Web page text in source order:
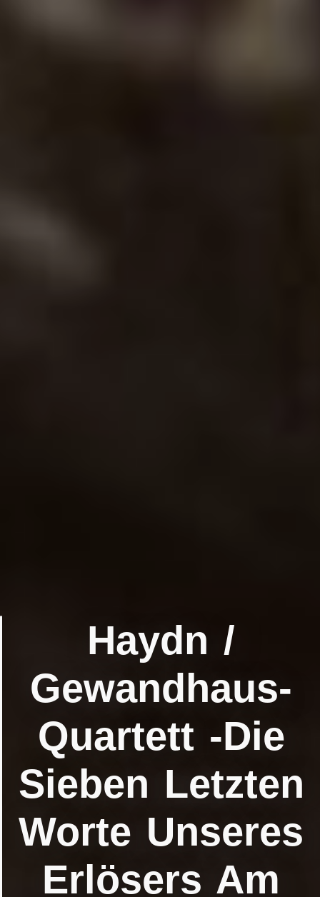
Haydn /
Gewandhaus-
Quartett -Die
Sieben Letzten
Worte Unseres
Erlösers Am